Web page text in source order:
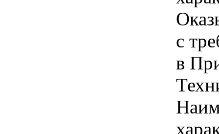
с
в